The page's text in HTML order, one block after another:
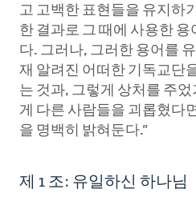
고 고백한 표현들을 유지하
한 결과로 그 때에 사용한 용
다. 그러나, 그러한 용어를
재 알려진 어떠한 기독교단
는 것과, 그렇게 상처를 주
게 다른 사람들을 괴롭혔다
을 명백히 밝혀둔다.”
제 1 조: 유일하신 하나님